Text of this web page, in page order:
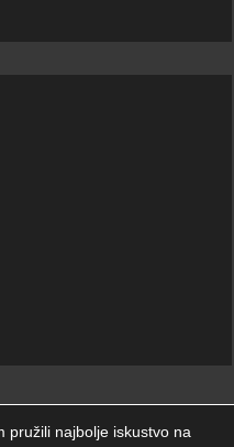
pružili najbolje iskustvo na